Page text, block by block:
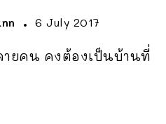
6 July 2017
ยคน คงต้องเป็นบ้านที่